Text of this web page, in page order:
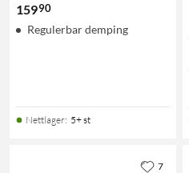
15990
Regulerbar demping
Nettlager: 5+ st
7